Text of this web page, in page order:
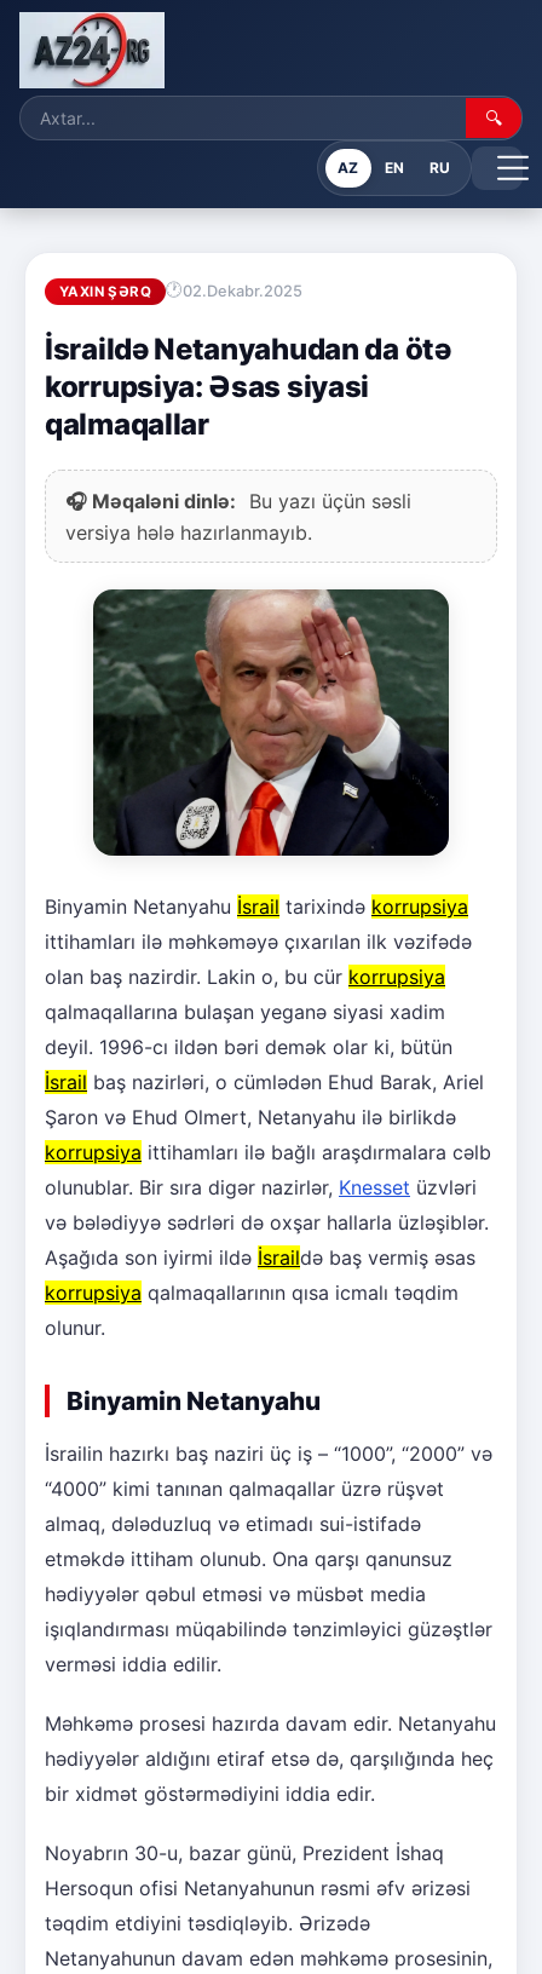
🔍
AZ EN RU
YAXIN ŞƏRQ 02.Dekabr.2025
İsraildə Netanyahudan da ötə
korrupsiya: Əsas siyasi
qalmaqallar
🎧 Məqaləni dinlə:
Bu yazı üçün səsli
versiya hələ hazırlanmayıb.
Binyamin Netanyahu İsrail tarixində korrupsiya
ittihamları ilə məhkəməyə çıxarılan ilk vəzifədə
olan baş nazirdir. Lakin o, bu cür korrupsiya
qalmaqallarına bulaşan yeganə siyasi xadim
deyil. 1996-cı ildən bəri demək olar ki, bütün
İsrail baş nazirləri, o cümlədən Ehud Barak, Ariel
Şaron və Ehud Olmert, Netanyahu ilə birlikdə
korrupsiya ittihamları ilə bağlı araşdırmalara cəlb
olunublar. Bir sıra digər nazirlər, Knesset üzvləri
və bələdiyyə sədrləri də oxşar hallarla üzləşiblər.
Aşağıda son iyirmi ildə İsraildə baş vermiş əsas
korrupsiya qalmaqallarının qısa icmalı təqdim
olunur.
Binyamin Netanyahu
İsrailin hazırkı baş naziri üç iş – “1000”, “2000” və
“4000” kimi tanınan qalmaqallar üzrə rüşvət
almaq, dələduzluq və etimadı sui-istifadə
etməkdə ittiham olunub. Ona qarşı qanunsuz
hədiyyələr qəbul etməsi və müsbət media
işıqlandırması müqabilində tənzimləyici güzəştlər
verməsi iddia edilir.
Məhkəmə prosesi hazırda davam edir. Netanyahu
hədiyyələr aldığını etiraf etsə də, qarşılığında heç
bir xidmət göstərmədiyini iddia edir.
Noyabrın 30-u, bazar günü, Prezident İshaq
Hersoqun ofisi Netanyahunun rəsmi əfv ərizəsi
təqdim etdiyini təsdiqləyib. Ərizədə
Netanyahunun davam edən məhkəmə prosesinin,